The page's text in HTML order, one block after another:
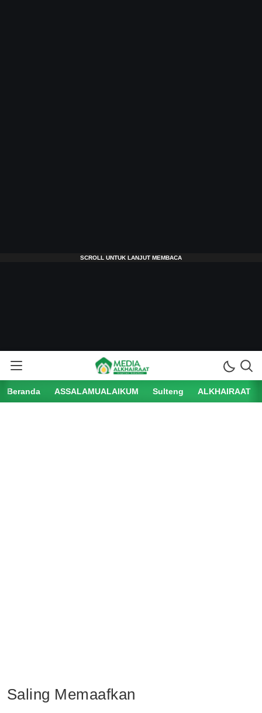
Beranda ASSALAMUALAIKUM Sulteng ALKHAIRAAT
Saling Memaafkan